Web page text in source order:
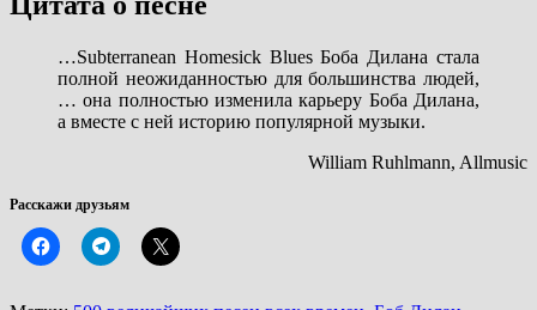
…Subterranean Homesick Blues Боба Дилана стала
полной неожиданностью для большинства людей,
… она полностью изменила карьеру Боба Дилана,
а вместе с ней историю популярной музыки.
William Ruhlmann, Allmusic
Расскажи друзьям